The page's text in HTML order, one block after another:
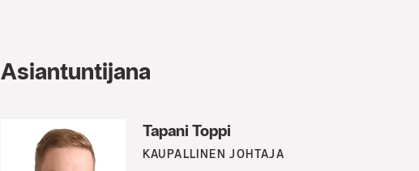
Asiantuntijana
Tapani Toppi
KAUPALLINEN JOHTAJA